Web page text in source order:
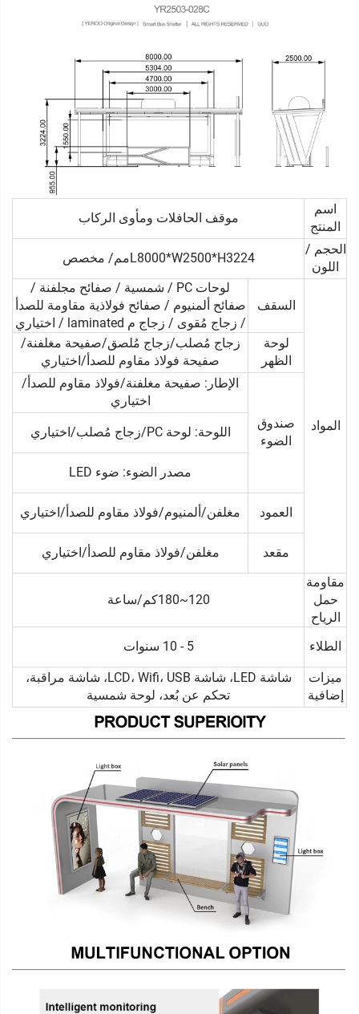
اسم
المنتج
موقف الحافلات ومأوى الركاب
الحجم /
اللون
L8000*W2500*H3224مم/ مخصص
المواد
السقف
لوحات PC / شمسية / صفائح مجلفنة /
صفائح ألمنيوم / صفائح فولاذية مقاومة للصدأ
/ زجاج مُقوى / زجاج م laminated / اختياري
لوحة
الظهر
زجاج مُصلب/زجاج مُلصق/صفيحة مغلفنة/
صفيحة فولاذ مقاوم للصدأ/اختياري
صندوق
الضوء
الإطار: صفيحة مغلفنة/فولاذ مقاوم للصدأ/
اختياري
اللوحة: لوحة PC/زجاج مُصلب/اختياري
مصدر الضوء: ضوء LED
العمود مغلفن/ألمنيوم/فولاذ مقاوم للصدأ/اختياري
مقعد
مغلفن/فولاذ مقاوم للصدأ/اختياري
مقاومة
حمل
الرياح
120~180كم/ساعة
الطلاء 5 - 10 سنوات
ميزات
إضافية
شاشة LED، شاشة LCD، Wifi، USB، شاشة مراقبة،
تحكم عن بُعد، لوحة شمسية